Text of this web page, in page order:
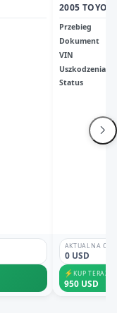
2005
Przebieg
Dokument
VIN
Uszkodzenia
Status
AKTUALNA
0 USD
⚡KUP TERAZ
950 USD